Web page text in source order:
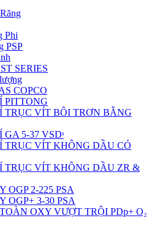
Phi
PSP
SERIES
COPCO
PITTONG
TRỤC VÍT BÔI TRƠN BẰNG
5-37 VSDˢ
TRỤC VÍT KHÔNG DẦU CÓ
TRỤC VÍT KHÔNG DẦU ZR &
OGP 2-225 PSA
OGP+ 3-30 PSA
OXY VƯỢT TRỘI PDp+ O₂